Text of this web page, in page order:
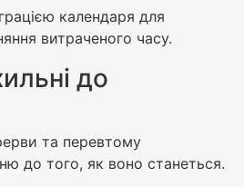
календаря для
витраченого часу.
до
та перевтому
до того, як воно станеться.